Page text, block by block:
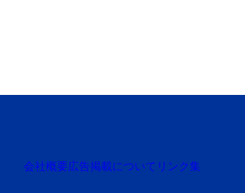
会社概要広告掲載について リンク集